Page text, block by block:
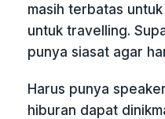
masih terbatas
untuk travelling.
punya siasat agar
Harus punya
hiburan dapat